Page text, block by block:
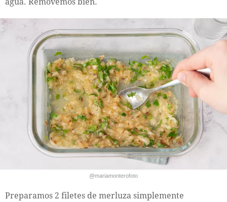
@mariamonterofoto
Preparamos 2 filetes de merluza simplemente